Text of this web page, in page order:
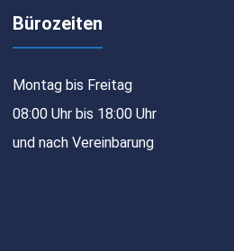
Bürozeiten
Montag bis Freitag
08:00 Uhr bis 18:00 Uhr
und nach Vereinbarung